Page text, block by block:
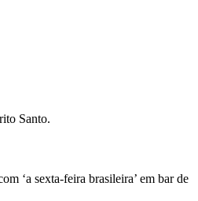
Santo.
‘a sexta-feira brasileira’ em bar de